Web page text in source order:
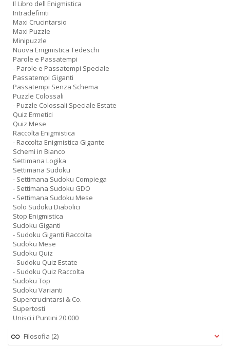
Il Libro dell Enigmistica
Intradefiniti
Maxi Crucintarsio
Maxi Puzzle
Minipuzzle
Nuova Enigmistica Tedeschi
Parole e Passatempi
- Parole e Passatempi Speciale
Passatempi Giganti
Passatempi Senza Schema
Puzzle Colossali
- Puzzle Colossali Speciale Estate
Quiz Ermetici
Quiz Mese
Raccolta Enigmistica
- Raccolta Enigmistica Gigante
Schemi in Bianco
Settimana Logika
Settimana Sudoku
- Settimana Sudoku Compiega
- Settimana Sudoku GDO
- Settimana Sudoku Mese
Solo Sudoku Diabolici
Stop Enigmistica
Sudoku Giganti
- Sudoku Giganti Raccolta
Sudoku Mese
Sudoku Quiz
- Sudoku Quiz Estate
- Sudoku Quiz Raccolta
Sudoku Top
Sudoku Varianti
Supercrucintarsi & Co.
Supertosti
Unisci i Puntini 20.000
Filosofia (2)